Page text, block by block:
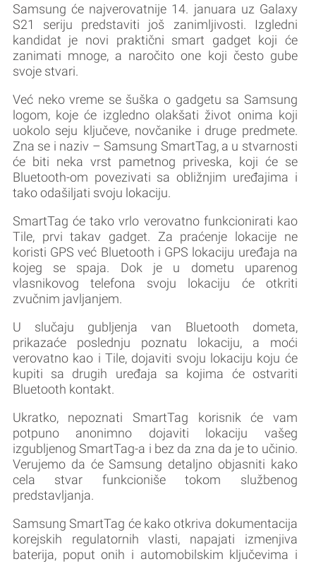
Samsung će najverovatnije 14. januara uz Galaxy
S21 seriju predstaviti još zanimljivosti. Izgledni
kandidat je novi praktični smart gadget koji će
zanimati mnoge, a naročito one koji često gube
svoje stvari.
Već neko vreme se šuška o gadgetu sa Samsung
logom, koje će izgledno olakšati život onima koji
uokolo seju ključeve, novčanike i druge predmete.
Zna se i naziv – Samsung SmartTag, a u stvarnosti
će biti neka vrst pametnog priveska, koji će se
Bluetooth-om povezivati sa obližnjim uređajima i
tako odašiljati svoju lokaciju.
SmartTag će tako vrlo verovatno funkcionirati kao
Tile, prvi takav gadget. Za praćenje lokacije ne
koristi GPS već Bluetooth i GPS lokaciju uređaja na
kojeg se spaja. Dok je u dometu uparenog
vlasnikovog telefona svoju lokaciju će otkriti
zvučnim javljanjem.
U slučaju gubljenja van Bluetooth dometa,
prikazaće poslednju poznatu lokaciju, a moći
verovatno kao i Tile, dojaviti svoju lokaciju koju će
kupiti sa drugih uređaja sa kojima će ostvariti
Bluetooth kontakt.
Ukratko, nepoznati SmartTag korisnik će vam
potpuno anonimno dojaviti lokaciju vašeg
izgubljenog SmartTag-a i bez da zna da je to učinio.
Verujemo da će Samsung detaljno objasniti kako
cela stvar funkcioniše tokom službenog
predstavljanja.
Samsung SmartTag će kako otkriva dokumentacija
korejskih regulatornih vlasti, napajati izmenjiva
baterija, poput onih i automobilskim ključevima i